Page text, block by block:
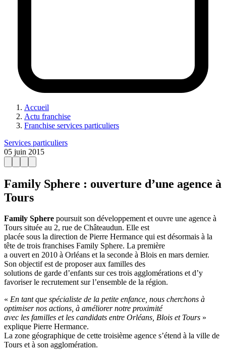
Accueil
Actu franchise
Franchise services particuliers
Services particuliers
05 juin 2015
Family Sphere : ouverture d’une agence à
Tours
Family Sphere poursuit son développement et ouvre une agence à
Tours située au 2, rue de Châteaudun. Elle est
placée sous la direction de Pierre Hermance qui est désormais à la
tête de trois franchises Family Sphere. La première
a ouvert en 2010 à Orléans et la seconde à Blois en mars dernier.
Son objectif est de proposer aux familles des
solutions de garde d’enfants sur ces trois agglomérations et d’y
favoriser le recrutement sur l’ensemble de la région.
« En tant que spécialiste de la petite enfance, nous cherchons à
optimiser nos actions, à améliorer notre proximité
avec les familles et les candidats entre Orléans, Blois et Tours »
explique Pierre Hermance.
La zone géographique de cette troisième agence s’étend à la ville de
Tours et à son agglomération.